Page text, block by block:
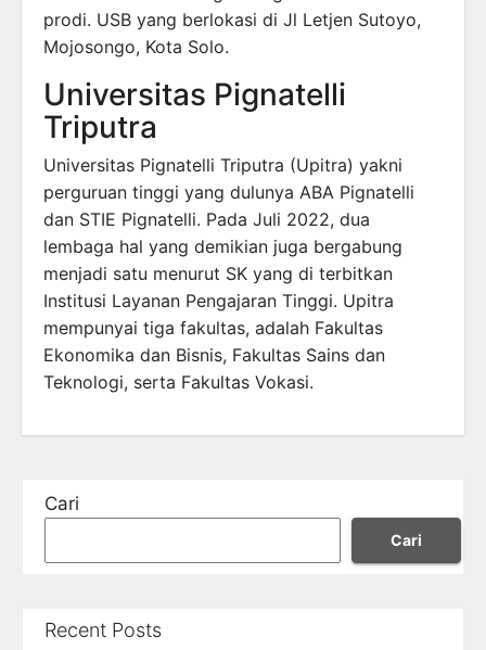
prodi. USB yang berlokasi di Jl Letjen Sutoyo,
Mojosongo, Kota Solo.
Universitas Pignatelli
Triputra
Universitas Pignatelli Triputra (Upitra) yakni
perguruan tinggi yang dulunya ABA Pignatelli
dan STIE Pignatelli. Pada Juli 2022, dua
lembaga hal yang demikian juga bergabung
menjadi satu menurut SK yang di terbitkan
Institusi Layanan Pengajaran Tinggi. Upitra
mempunyai tiga fakultas, adalah Fakultas
Ekonomika dan Bisnis, Fakultas Sains dan
Teknologi, serta Fakultas Vokasi.
Cari
Cari
Recent Posts